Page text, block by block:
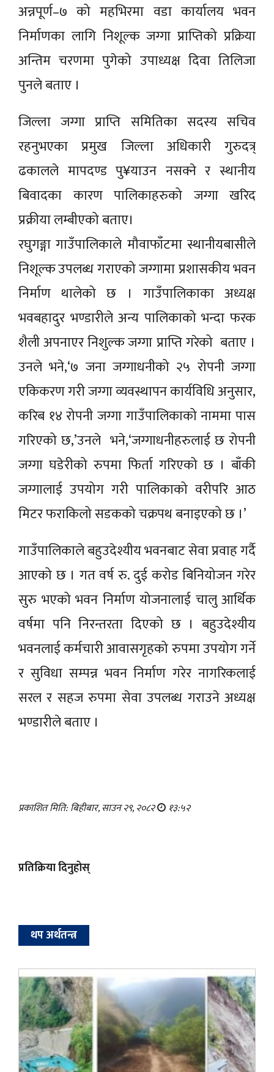
अन्नपूर्ण–७ को महभिरमा वडा कार्यालय भवन
निर्माणका लागि निशूल्क जग्गा प्राप्तिको प्रक्रिया
अन्तिम चरणमा पुगेको उपाध्यक्ष दिवा तिलिजा
पुनले बताए ।
जिल्ला जग्गा प्राप्ति समितिका सदस्य सचिव
रहनुभएका प्रमुख जिल्ला अधिकारी गुरुदत्र्
ढकालले मापदण्ड पु¥याउन नसक्ने र स्थानीय
बिवादका कारण पालिकाहरुको जग्गा खरिद
प्रक्रीया लम्बीएको बताए।
रघुगङ्गा गाउँपालिकाले मौवाफाँटमा स्थानीयबासीले
निशूल्क उपलब्ध गराएको जग्गामा प्रशासकीय भवन
निर्माण थालेको छ । गाउँपालिकाका अध्यक्ष
भवबहादुर भण्डारीले अन्य पालिकाको भन्दा फरक
शैली अपनाएर निशुल्क जग्गा प्राप्ति गरेको बताए ।
उनले भने,‘७ जना जग्गाधनीको २५ रोपनी जग्गा
एकिकरण गरी जग्गा व्यवस्थापन कार्यविधि अनुसार,
करिब १४ रोपनी जग्गा गाउँपालिकाको नाममा पास
गरिएको छ,’उनले भने,‘जग्गाधनीहरुलाई छ रोपनी
जग्गा घडेरीको रुपमा फिर्ता गरिएको छ । बाँकी
जग्गालाई उपयोग गरी पालिकाको वरीपरि आठ
मिटर फराकिलो सडकको चक्रपथ बनाइएको छ ।’
गाउँपालिकाले बहुउदेश्यीय भवनबाट सेवा प्रवाह गर्दै
आएको छ । गत वर्ष रु. दुई करोड बिनियोजन गरेर
सुरु भएको भवन निर्माण योजनालाई चालु आर्थिक
वर्षमा पनि निरन्तरता दिएको छ । बहुउदेश्यीय
भवनलाई कर्मचारी आवासगृहको रुपमा उपयोग गर्ने
र सुविधा सम्पन्न भवन निर्माण गरेर नागरिकलाई
सरल र सहज रुपमा सेवा उपलब्ध गराउने अध्यक्ष
भण्डारीले बताए ।
प्रकाशित मिति: बिहीबार, साउन २९, २०८२ १३:५२
प्रतिक्रिया दिनुहोस्
थप अर्थतन्त्र